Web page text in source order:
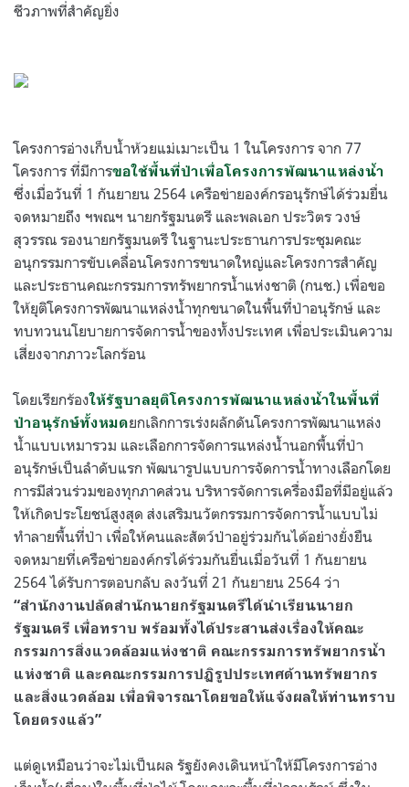
ชีวภาพที่สำคัญยิ่ง
โครงการอ่างเก็บน้ำห้วยแม่เมาะเป็น 1 ในโครงการ จาก 77
โครงการ ที่มีการขอใช้พื้นที่ป่าเพื่อโครงการพัฒนาแหล่งน้ำ
ซึ่งเมื่อวันที่ 1 กันยายน 2564 เครือข่ายองค์กรอนุรักษ์ได้ร่วมยื่น
จดหมายถึง ฯพณฯ นายกรัฐมนตรี และพลเอก ประวิตร วงษ์
สุวรรณ รองนายกรัฐมนตรี ในฐานะประธานการประชุมคณะ
อนุกรรมการขับเคลื่อนโครงการขนาดใหญ่และโครงการสำคัญ
และประธานคณะกรรมการทรัพยากรน้ำแห่งชาติ (กนช.) เพื่อขอ
ให้ยุติโครงการพัฒนาแหล่งน้ำทุกขนาดในพื้นที่ป่าอนุรักษ์ และ
ทบทวนนโยบายการจัดการน้ำของทั้งประเทศ เพื่อประเมินความ
เสี่ยงจากภาวะโลกร้อน
โดยเรียกร้องให้รัฐบาลยุติโครงการพัฒนาแหล่งน้ำในพื้นที่
ป่าอนุรักษ์ทั้งหมดยกเลิกการเร่งผลักดันโครงการพัฒนาแหล่ง
น้ำแบบเหมารวม และเลือกการจัดการแหล่งน้ำนอกพื้นที่ป่า
อนุรักษ์เป็นลำดับแรก พัฒนารูปแบบการจัดการน้ำทางเลือกโดย
การมีส่วนร่วมของทุกภาคส่วน บริหารจัดการเครื่องมือที่มีอยู่แล้ว
ให้เกิดประโยชน์สูงสุด ส่งเสริมนวัตกรรมการจัดการน้ำแบบไม่
ทำลายพื้นที่ป่า เพื่อให้คนและสัตว์ป่าอยู่ร่วมกันได้อย่างยั่งยืน
จดหมายที่เครือข่ายองค์กรได้ร่วมกันยื่นเมื่อวันที่ 1 กันยายน
2564 ได้รับการตอบกลับ ลงวันที่ 21 กันยายน 2564 ว่า
“สำนักงานปลัดสำนักนายกรัฐมนตรีได้นำเรียนนายก
รัฐมนตรี เพื่อทราบ พร้อมทั้งได้ประสานส่งเรื่องให้คณะ
กรรมการสิ่งแวดล้อมแห่งชาติ คณะกรรมการทรัพยากรน้ำ
แห่งชาติ และคณะกรรมการปฏิรูปประเทศด้านทรัพยากร
และสิ่งแวดล้อม เพื่อพิจารณาโดยขอให้แจ้งผลให้ท่านทราบ
โดยตรงแล้ว”
แต่ดูเหมือนว่าจะไม่เป็นผล รัฐยังคงเดินหน้าให้มีโครงการอ่าง